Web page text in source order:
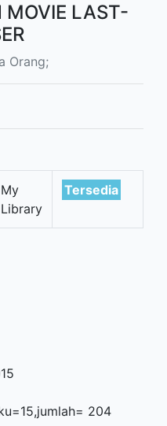
MOVIE LAST-
Orang;
My
Library
Tersedia
204